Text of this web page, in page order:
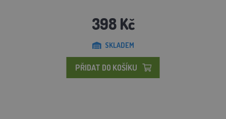
398 Kč
SKLADEM
PŘIDAT DO KOŠÍKU